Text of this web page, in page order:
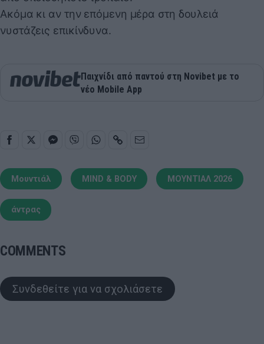
Ακόμα κι αν την επόμενη μέρα στη δουλειά
νυστάζεις επικίνδυνα.
Παιχνίδι από παντού στη Novibet με το
νέο Mobile App
Μουντιάλ MIND & BODY ΜΟΥΝΤΙΑΛ 2026
άντρας
COMMENTS
Συνδεθείτε για να σχολιάσετε